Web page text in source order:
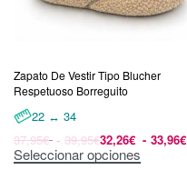
Zapato De Vestir Tipo Blucher
Respetuoso Borreguito
22 ↔ 34
37,95€ 39,95€32,26€ 33,96€
Seleccionar opciones